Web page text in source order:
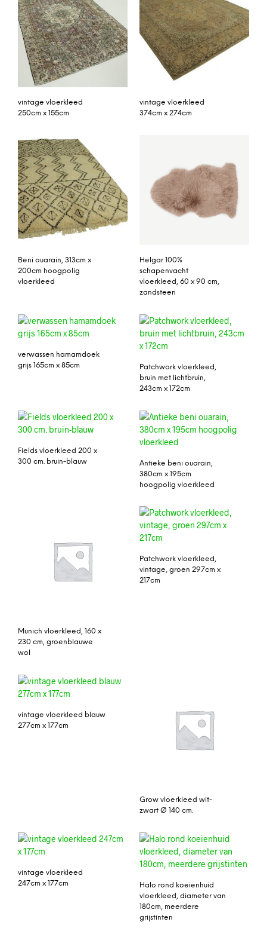
vintage vloerkleed
250cm x 155cm
vintage vloerkleed
374cm x 274cm
Beni ouarain, 313cm x
200cm hoogpolig
vloerkleed
Helgar 100%
schapenvacht
vloerkleed, 60 x 90 cm,
zandsteen
verwassen hamamdoek
grijs 165cm x 85cm
Patchwork vloerkleed,
bruin met lichtbruin,
243cm x 172cm
Fields vloerkleed 200 x
300 cm. bruin-blauw
Antieke beni ouarain,
380cm x 195cm
hoogpolig vloerkleed
Munich vloerkleed, 160 x
230 cm, groenblauwe
wol
Patchwork vloerkleed,
vintage, groen 297cm x
217cm
vintage vloerkleed blauw
277cm x 177cm
Grow vloerkleed wit-
zwart Ø 140 cm.
vintage vloerkleed
247cm x 177cm
Halo rond koeienhuid
vloerkleed, diameter van
180cm, meerdere
grijstinten